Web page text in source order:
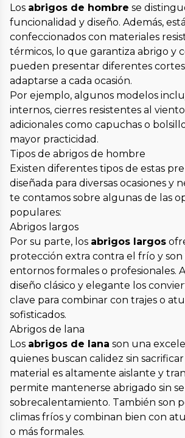
Los abrigos de hombre se
funcionalidad y diseño. Además,
confeccionados con materiales
térmicos, lo que garantiza abrigo y
pueden presentar diferentes cortes
adaptarse a cada ocasión.
Por ejemplo, algunos modelos
internos, cierres resistentes al
adicionales como capuchas o
mayor practicidad.
Tipos de abrigos de hombre
Existen diferentes tipos de estas
diseñada para diversas ocasiones y
te contamos sobre algunas de las
populares:
Abrigos largos
Por su parte, los abrigos largos
protección extra contra el frío y son
entornos formales o profesionales.
diseño clásico y elegante los
clave para combinar con trajes o
sofisticados.
Abrigos de lana
Los abrigos de lana son una
quienes buscan calidez sin sacrificar
material es altamente aislante y
permite mantenerse abrigado sin
sobrecalentamiento. También son
climas fríos y combinan bien con
o más formales.